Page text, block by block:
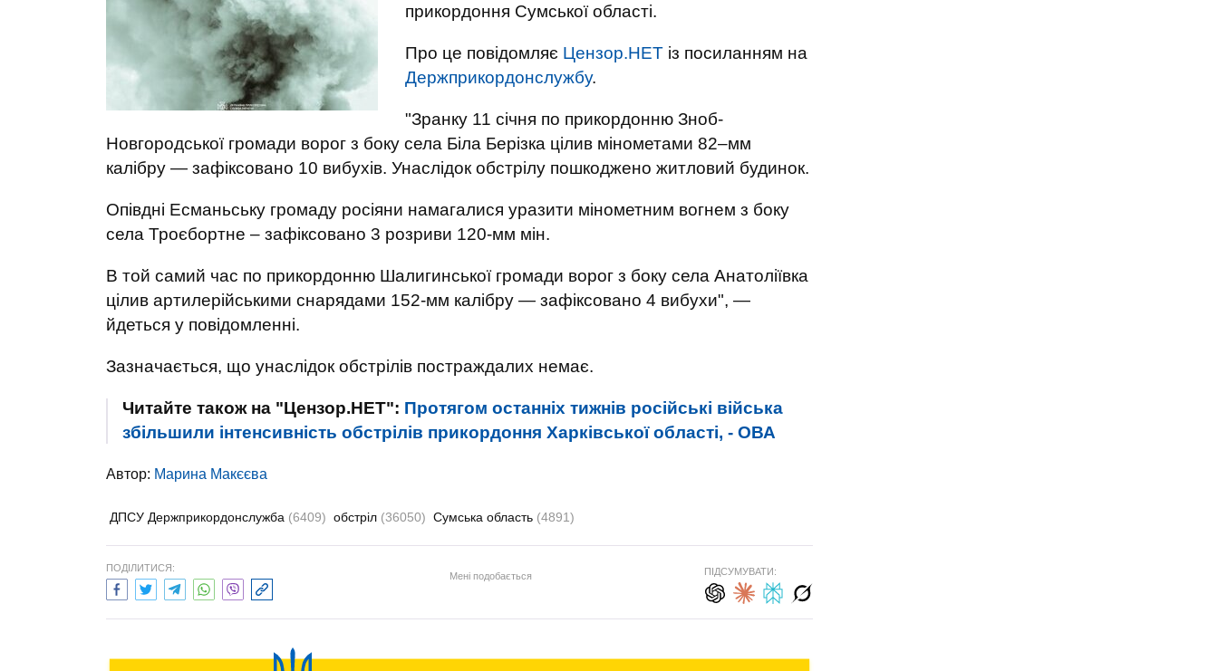
прикордоння Сумської області.
Про це повідомляє Цензор.НЕТ із посиланням на
Держприкордонслужбу.
"Зранку 11 січня по прикордонню Зноб-
Новгородської громади ворог з боку села Біла Берізка цілив мінометами 82–мм
калібру — зафіксовано 10 вибухів. Унаслідок обстрілу пошкоджено житловий будинок.
Опівдні Есманьську громаду росіяни намагалися уразити мінометним вогнем з боку
села Троєбортне – зафіксовано 3 розриви 120-мм мін.
В той самий час по прикордонню Шалигинської громади ворог з боку села Анатоліївка
цілив артилерійськими снарядами 152-мм калібру — зафіксовано 4 вибухи", —
йдеться у повідомленні.
Зазначається, що унаслідок обстрілів постраждалих немає.
Читайте також на "Цензор.НЕТ": Протягом останніх тижнів російські війська
збільшили інтенсивність обстрілів прикордоння Харківської області, - ОВА
Автор: Марина Макєєва
ДПСУ Держприкордонслужба (6409) обстріл (36050) Сумська область (4891)
ПОДІЛИТИСЯ:
Мені подобається ПІДСУМУВАТИ: